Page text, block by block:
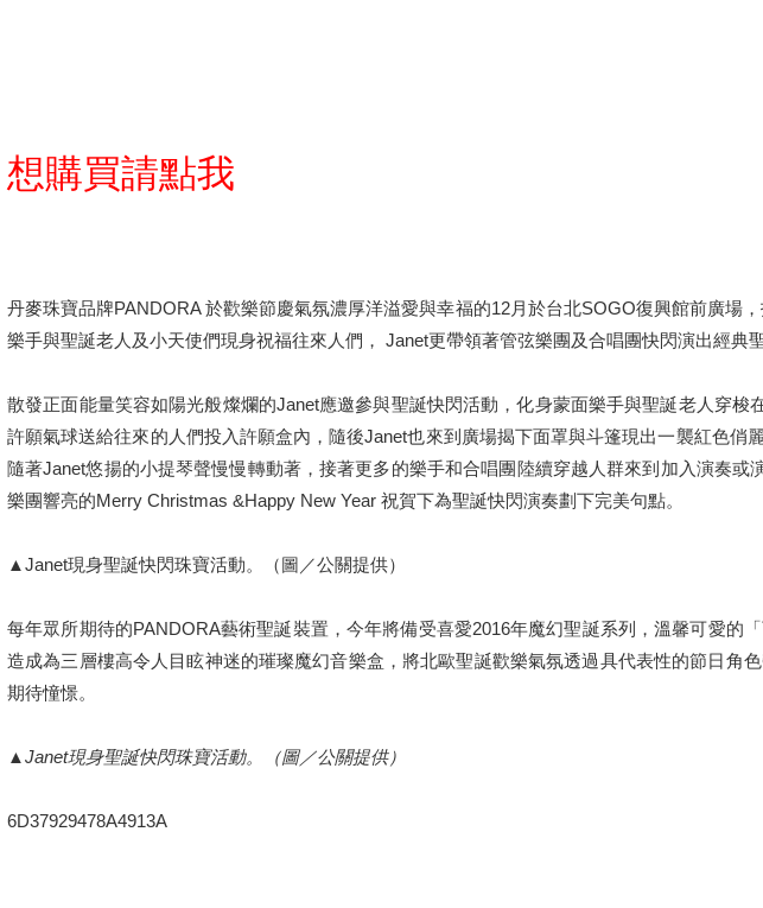
想購買請點我
丹麥珠寶品牌PANDORA 於歡樂節慶氣氛濃厚洋溢愛與幸福的12月於台北SOGO復興館前廣
樂手與聖誕老人及小天使們現身祝福往來人們， Janet更帶領著管弦樂團及合唱團快閃演出經典
散發正面能量笑容如陽光般燦爛的Janet應邀參與聖誕快閃活動，化身蒙面樂手與聖誕老人穿
許願氣球送給往來的人們投入許願盒內，隨後Janet也來到廣場揭下面罩與斗篷現出一襲紅色
隨著Janet悠揚的小提琴聲慢慢轉動著，接著更多的樂手和合唱團陸續穿越人群來到加入演奏
樂團響亮的Merry Christmas &Happy New Year 祝賀下為聖誕快閃演奏劃下完美句點。
▲ Janet現身聖誕快閃珠寶活動。（圖／公關提供）
每年眾所期待的PANDORA藝術聖誕裝置，今年將備受喜愛2016年魔幻聖誕系列，溫馨可愛
造成為三層樓高令人目眩神迷的璀璨魔幻音樂盒，將北歐聖誕歡樂氣氛透過具代表性的節日
期待憧憬。
▲Janet現身聖誕快閃珠寶活動。（圖／公關提供）
6D37929478A4913A